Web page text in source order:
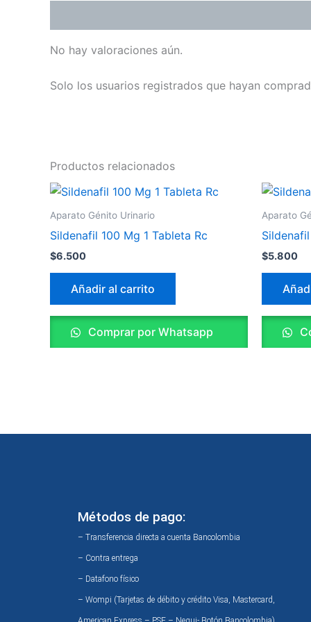
No hay valoraciones aún.
Solo los usuarios registrados que hayan
Productos relacionados
Aparato Génito Urinario
Sildenafil 100 Mg 1 Tableta Rc
$6.500
Añadir al carrito
Comprar por Whatsapp
Aparato
$5.800
Métodos de pago:
– Transferencia directa a cuenta Bancolombia
– Contra entrega
– Datafono físico
– Wompi (Tarjetas de débito y crédito Visa, Mastercard,